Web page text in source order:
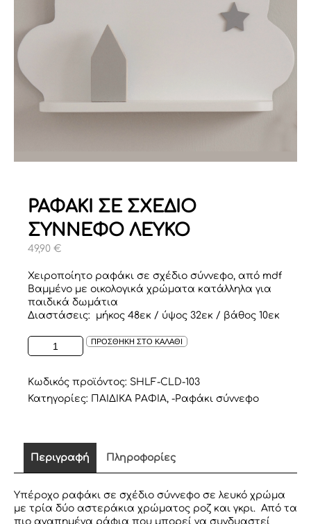
ΡΑΦΑΚΙ ΣΕ ΣΧΕΔΙΟ
ΣΥΝΝΕΦΟ ΛΕΥΚΟ
49,90 €
Χειροποίητο ραφάκι σε σχέδιο σύννεφο, από mdf
Βαμμένο με οικολογικά χρώματα κατάλληλα για
παιδικά δωμάτια
Διαστάσεις: μήκος 48εκ / ύψος 32εκ / βάθος 10εκ
ΡΑΦΑΚΙ
ΣΕ
ΣΥΝΝΕΦΟ
ΛΕΥΚΟ
ποσότητα
ΠΡΟΣΘΗΚΗ ΣΤΟ ΚΑΛΑΘΙ
Κωδικός προϊόντος: SHLF-CLD-103
Κατηγορίες: ΠΑΙΔΙΚΑ ΡΑΦΙΑ, -Ραφάκι σύννεφο
Περιγραφή Πληροφορίες
Υπέροχο ραφάκι σε σχέδιο σύννεφο σε λευκό χρώμα
με τρία δύο αστεράκια χρώματος ροζ και γκρι. Από τα
πιο αγαπημένα ράφια που μπορεί να συνδυαστεί